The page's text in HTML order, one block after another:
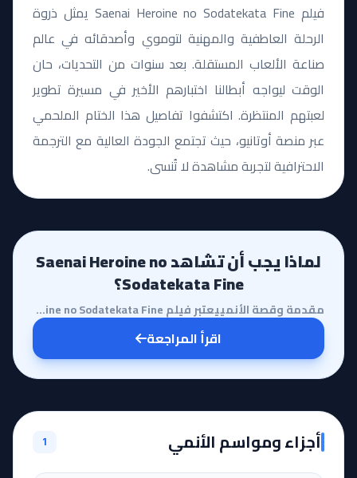
فيلم Saenai Heroine no Sodatekata Fine يمثل ذروة
الرحلة العاطفية والمهنية لتوموي وأصدقائه في عالم
صناعة الألعاب المستقلة. بعد سنوات من التحديات، حان
الوقت ليواجه أبطالنا اختبارهم الأخير في مسيرة تطوير
لعبتهم المنتظرة. اكتشفوا تفاصيل هذا الختام الملحمي
عبر منصة أوتانيو، حيث تجتمع الجودة العالية مع الترجمة
الاحترافية لتجربة مشاهدة لا تُنسى.
لماذا يجب أن تشاهد Saenai Heroine no
Sodatekata Fine؟
مقدمة وقصة الأنمييعتبر فيلم Saenai Heroine no Sodatekata Fine بمثابة الفصل الختامي المذهل لسلسلة لطا...
اقرأ المراجعة
أجزاء ومواسم الأنمي 1